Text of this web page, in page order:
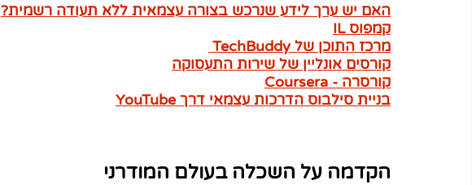
האם יש ערך לידע שנרכש בצורה עצמאית ללא תעודה רשמית?
קמפוס IL
מרכז התוכן של TechBuddy
קורסים אונליין של שירות התעסוקה
קורסרה - Coursera
בניית סילבוס הדרכות עצמאי דרך YouTube
הקדמה על השכלה בעולם המודרני